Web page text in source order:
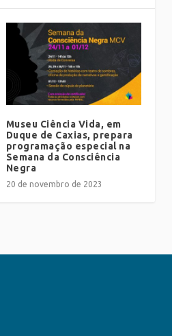
Museu Ciência Vida, em
Duque de Caxias, prepara
programação especial na
Semana da Consciência
Negra
20 de novembro de 2023